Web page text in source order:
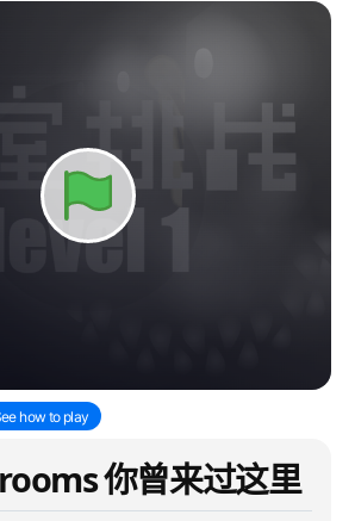
how to play
你曾来过这里